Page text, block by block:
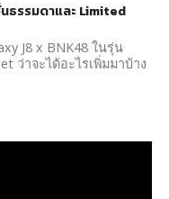
ธรรมดาและ Limited
J8 x BNK48 ในรุ่น
ว่าจะได้อะไรเพิ่มมาบ้าง